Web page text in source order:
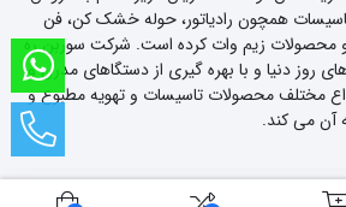
همچون رادیاتور، حوله خشک کن، فن
محصولات زیم وات کرده است. شرکت سوربن ره
های روز دنیا و با بهره گیری از دستگاهای مدرن و
تولید انواع مختلف محصولات تاسیسات و تهویه مطبوع و
می کند.